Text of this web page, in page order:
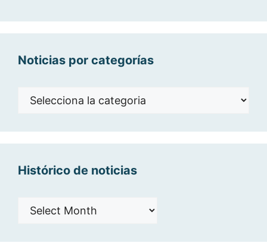
Noticias por categorías
Noticias
Histórico de noticias
Histórico